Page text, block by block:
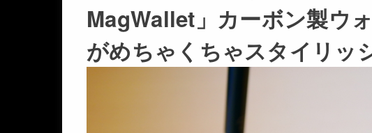
MagWallet」カーボン製ウ
がめちゃくちゃスタイリッ